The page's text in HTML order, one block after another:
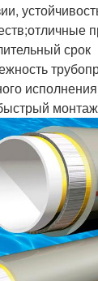
срок